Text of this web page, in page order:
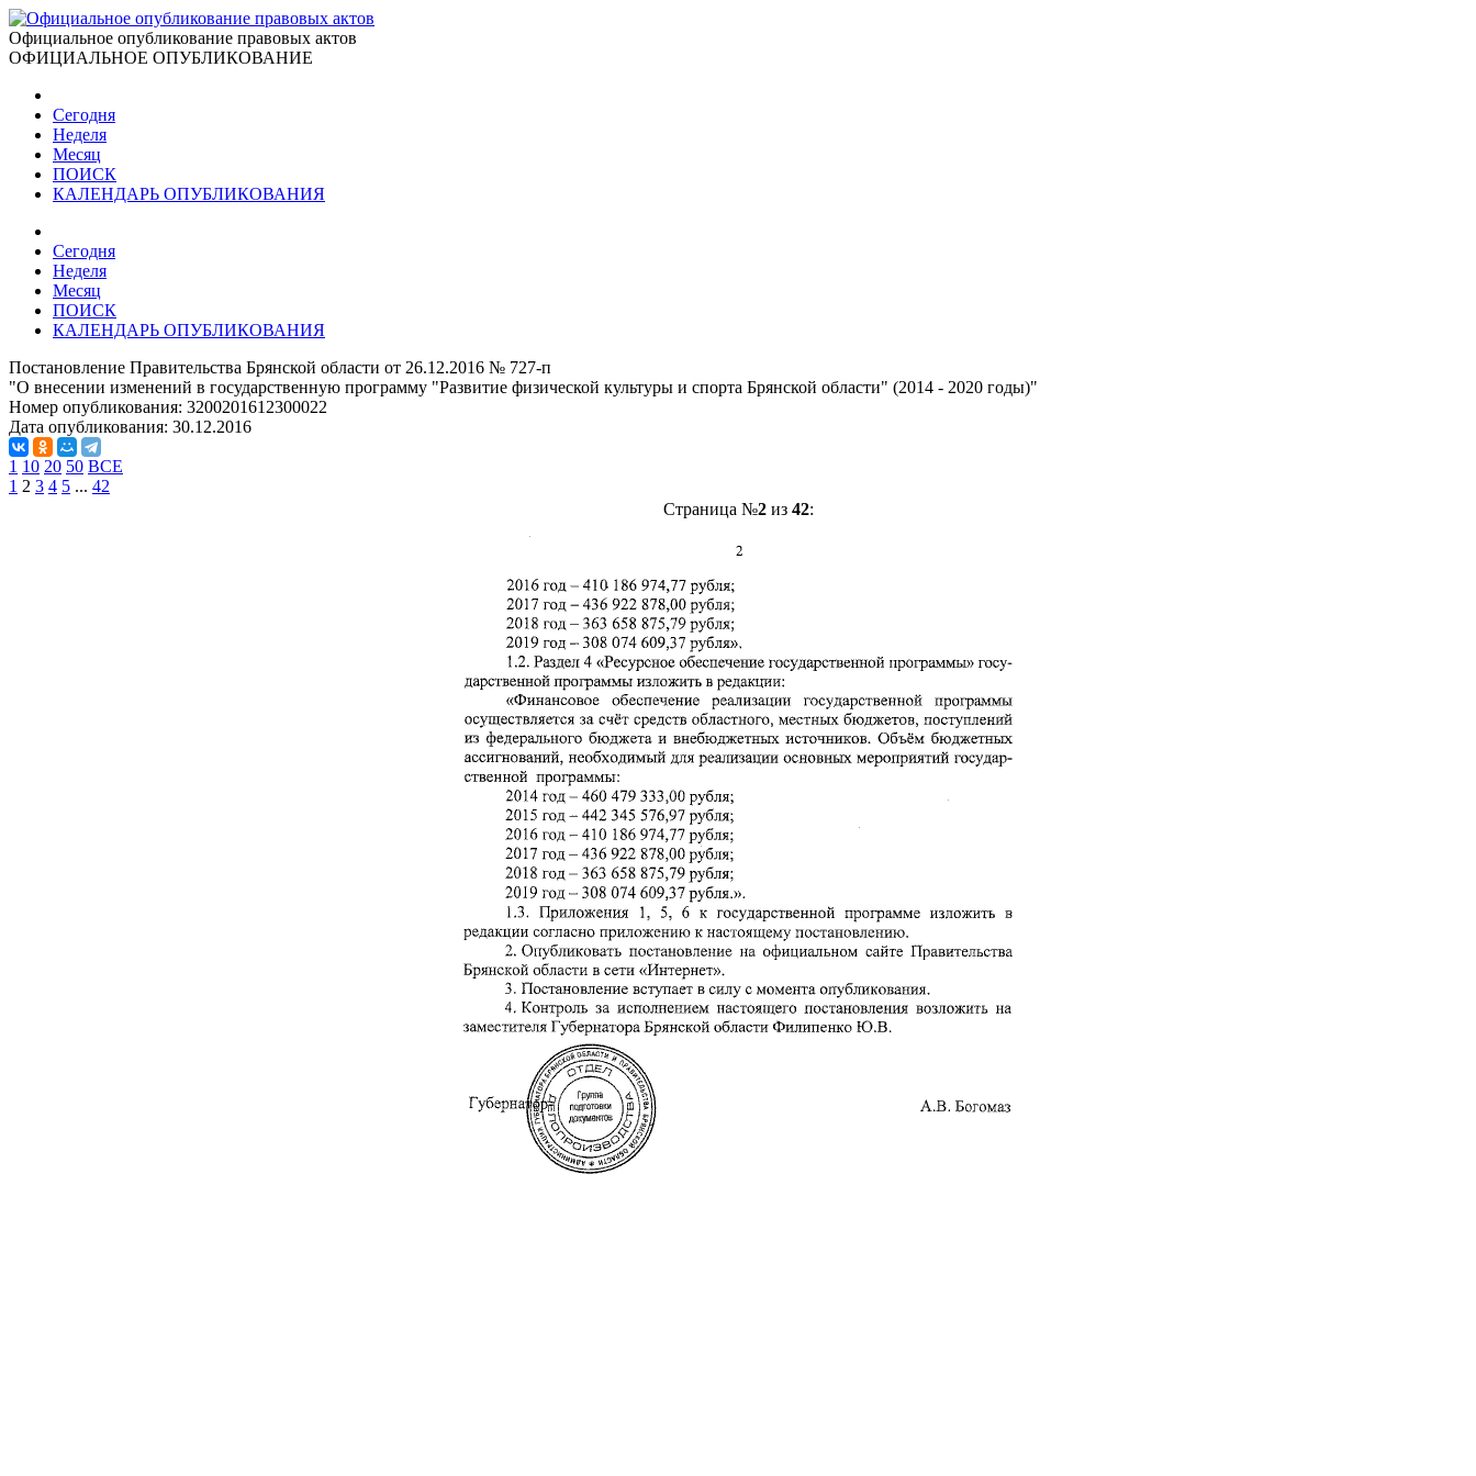
Официальное опубликование правовых актов
ОФИЦИАЛЬНОЕ ОПУБЛИКОВАНИЕ
Сегодня
Неделя
Месяц
ПОИСК
КАЛЕНДАРЬ ОПУБЛИКОВАНИЯ
Сегодня
Неделя
Месяц
ПОИСК
КАЛЕНДАРЬ ОПУБЛИКОВАНИЯ
Постановление Правительства Брянской области от 26.12.2016 № 727-п
"О внесении изменений в государственную программу "Развитие физической культуры и спорта Брянской области" (2014 - 2020 годы)"
Номер опубликования: 3200201612300022
Дата опубликования: 30.12.2016
1 10 20 50 ВСЕ
1 2 3 4 5 ... 42
Страница №2из 42: